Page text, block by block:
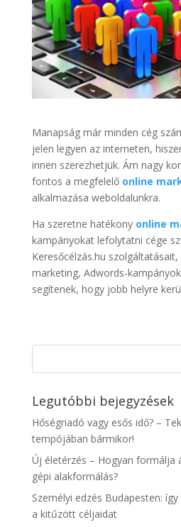
Manapság már minden cég
jelen legyen az interneten,
innen szerezhetjük. Ám nagy
fontos a megfelelő online
alkalmazása weboldalunkra.
Ha szeretne hatékony online
kampányokat lefolytatni cége
Keresőcélzás.hu
marketing, Adwords-
segítenek, hogy jobb helyre
Legutóbbi bejegyzések
Hőségriadó vagy esős idő? –
tempójában bármikor!
Új életérzés – Hogyan formálja
gépi alakformálás?
Személyi edzés Budapesten:
a kitűzött céljaidat